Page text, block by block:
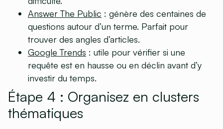
Answer The Public : génère des centaines de
questions autour d’un terme. Parfait pour
trouver des angles d’articles.
Google Trends : utile pour vérifier si une
requête est en hausse ou en déclin avant d’y
investir du temps.
Étape 4 : Organisez en clusters
thématiques